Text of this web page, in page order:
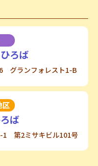
ろば
グランフォレスト1-B
区
ば
1 第2ミサキビル101号